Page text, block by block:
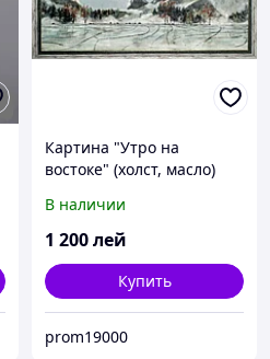
Картина "Утро на
востоке" (холст, масло)
В наличии
1 200лей
Купить
prom19000